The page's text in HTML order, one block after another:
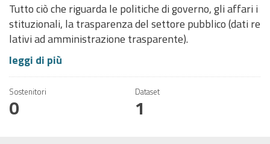
Tutto ciò che riguarda le politiche di governo, gli affari i
stituzionali, la trasparenza del settore pubblico (dati re
lativi ad amministrazione trasparente).
leggi di più
Sostenitori
0
Dataset
1